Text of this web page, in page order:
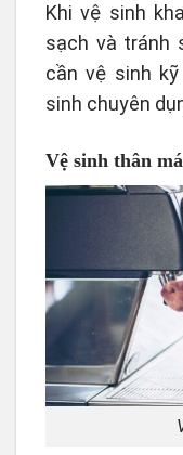
Khi vệ sinh
sạch và tránh
cần vệ sinh
sinh chuyên
Vệ sinh thân